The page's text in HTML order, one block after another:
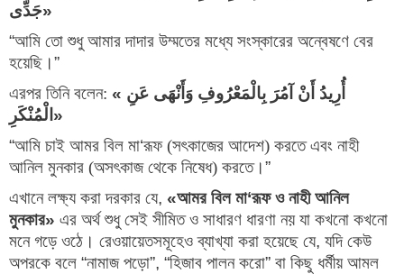
جَدِّی»
“আমি তো শুধু আমার দাদার উম্মতের মধ্যে সংস্কারের অন্বেষণে বের
হয়েছি।”
এরপর তিনি বলেন: «
الْمُنْکَرِ »
“আমি চাই আমর বিল মা‘রূফ (সৎকাজের আদেশ) করতে এবং নাহী
আনিল মুনকার (অসৎকাজ থেকে নিষেধ) করতে।”
এখানে লক্ষ্য করা দরকার যে, «আমর বিল মা‘রূফ ও নাহী আনিল
মুনকার» এর অর্থ শুধু সেই সীমিত ও সাধারণ ধারণা নয় যা কখনো কখনো
মনে গড়ে ওঠে। রেওয়ায়েতসমূহেও ব্যাখ্যা করা হয়েছে যে, যদি কেউ
অপরকে বলে “নামাজ পড়ো”, “হিজাব পালন করো” বা কিছু ধর্মীয় আমল